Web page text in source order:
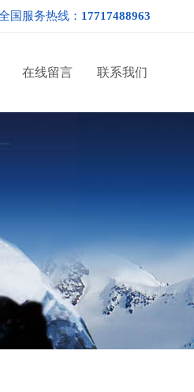
国服务热线： 17717488963
在线留言 联系我们